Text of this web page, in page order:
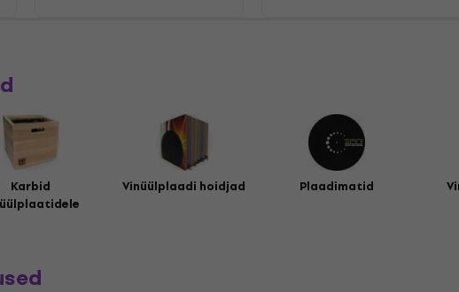
Karbid
Vinüülplaadi hoidjad Plaadimatid